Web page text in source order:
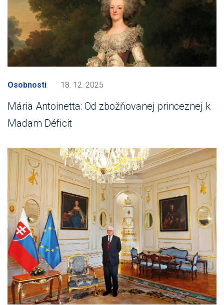
Osobnosti 18. 12. 2025
Mária Antoinetta: Od zbožňovanej princeznej k
Madam Déficit